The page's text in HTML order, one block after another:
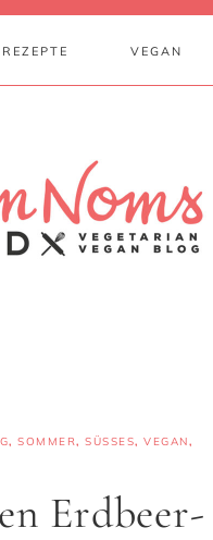
REZEPTE VEGAN
, SOMMER, SÜSSES , VEGAN,
Erdbeer-